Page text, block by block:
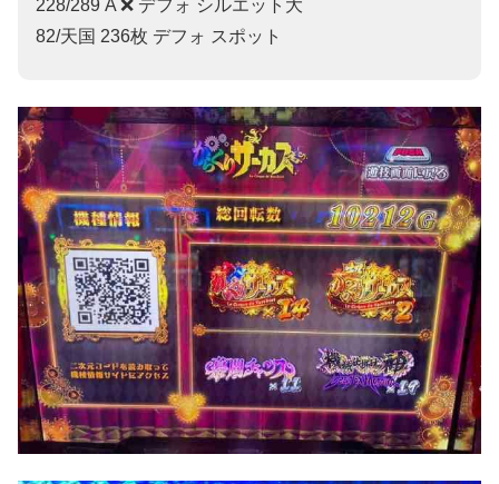
228/289 A ❌ デフォ シルエット大
82/天国 236枚 デフォ スポット